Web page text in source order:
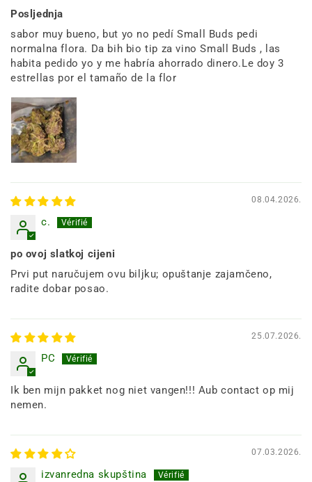
Posljednja
sabor muy bueno, but yo no pedí Small Buds pedi
normalna flora. Da bih bio tip za vino Small Buds , las
habita pedido yo y me habría ahorrado dinero.Le doy 3
estrellas por el tamaño de la flor
08.04.2026.
c.
po ovoj slatkoj cijeni
Prvi put naručujem ovu biljku; opuštanje zajamčeno,
radite dobar posao.
25.07.2026.
PC
Ik ben mijn pakket nog niet vangen!!! Aub contact op mij
nemen.
07.03.2026.
izvanredna skupština